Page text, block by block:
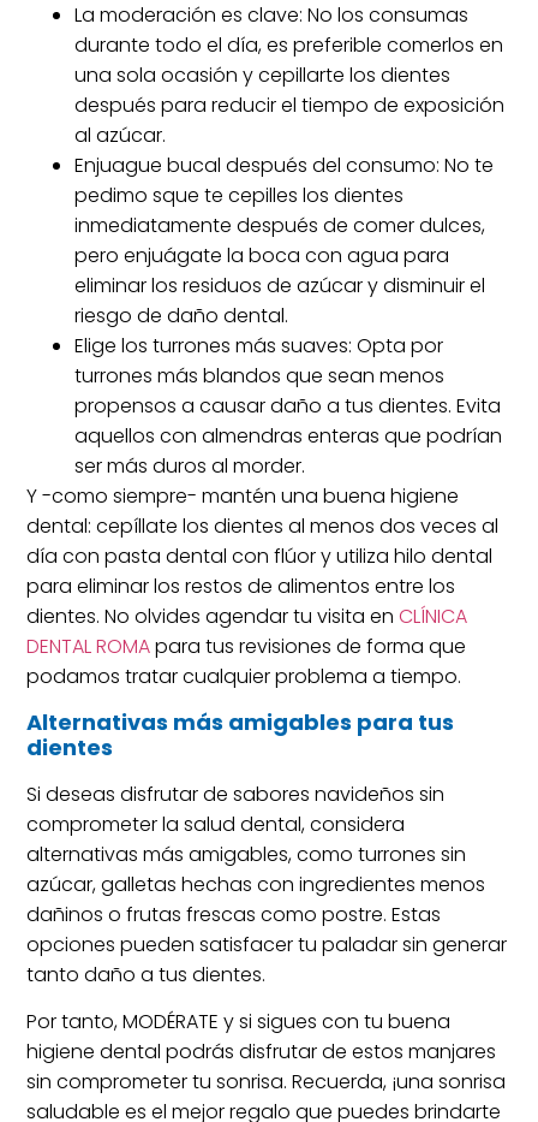
La moderación es clave: No los consumas
durante todo el día, es preferible comerlos en
una sola ocasión y cepillarte los dientes
después para reducir el tiempo de exposición
al azúcar.
Enjuague bucal después del consumo: No te
pedimo sque te cepilles los dientes
inmediatamente después de comer dulces,
pero enjuágate la boca con agua para
eliminar los residuos de azúcar y disminuir el
riesgo de daño dental.
Elige los turrones más suaves: Opta por
turrones más blandos que sean menos
propensos a causar daño a tus dientes. Evita
aquellos con almendras enteras que podrían
ser más duros al morder.
Y -como siempre- mantén una buena higiene
dental: cepíllate los dientes al menos dos veces al
día con pasta dental con flúor y utiliza hilo dental
para eliminar los restos de alimentos entre los
dientes. No olvides agendar tu visita enCLÍNICA
DENTAL ROMApara tus revisiones de forma que
podamos tratar cualquier problema a tiempo.
Alternativas más amigables para tus
dientes
Si deseas disfrutar de sabores navideños sin
comprometer la salud dental, considera
alternativas más amigables, como turrones sin
azúcar, galletas hechas con ingredientes menos
dañinos o frutas frescas como postre. Estas
opciones pueden satisfacer tu paladar sin generar
tanto daño a tus dientes.
Por tanto, MODÉRATE y si sigues con tu buena
higiene dental podrás disfrutar de estos manjares
sin comprometer tu sonrisa. Recuerda, ¡una sonrisa
saludable es el mejor regalo que puedes brindarte